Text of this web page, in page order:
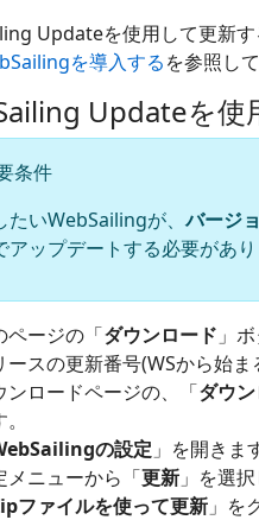
Updateを使用して更新す
を導入するを参照し
Updateを使
条件
たいWebSailingが、バージ
アップデートする必要があり
ページの「ダウンロード 」
ースの更新番号(WSから始ま
ンロードページの、「ダウ
の設定 」を開きま
メニューから「更新 」を選択
ファイルを使って更新 」を